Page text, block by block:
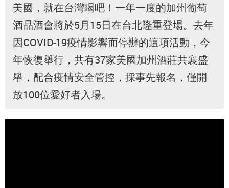
美國，就在台灣喝吧！一年一度的加州葡萄
酒品酒會將於5月15日在台北隆重登場。去年
因COVID-19疫情影響而停辦的這項活動，今
年恢復舉行，共有37家美國加州酒莊共襄盛
舉，配合疫情安全管控，採事先報名，僅開
放100位愛好者入場。